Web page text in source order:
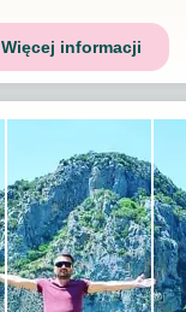
Więcej informacji